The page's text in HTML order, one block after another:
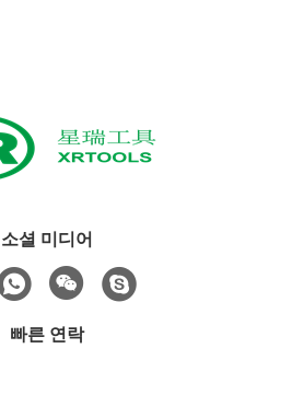
소셜 미디어
빠른 연락